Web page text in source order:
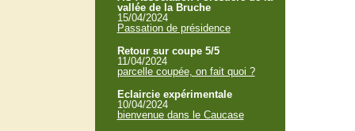
vallée de la Bruche
15/04/2024
Passation de présidence
Retour sur coupe 5/5
11/04/2024
parcelle coupée, on fait quoi ?
Eclaircie expérimentale
10/04/2024
bienvenue dans le Caucase